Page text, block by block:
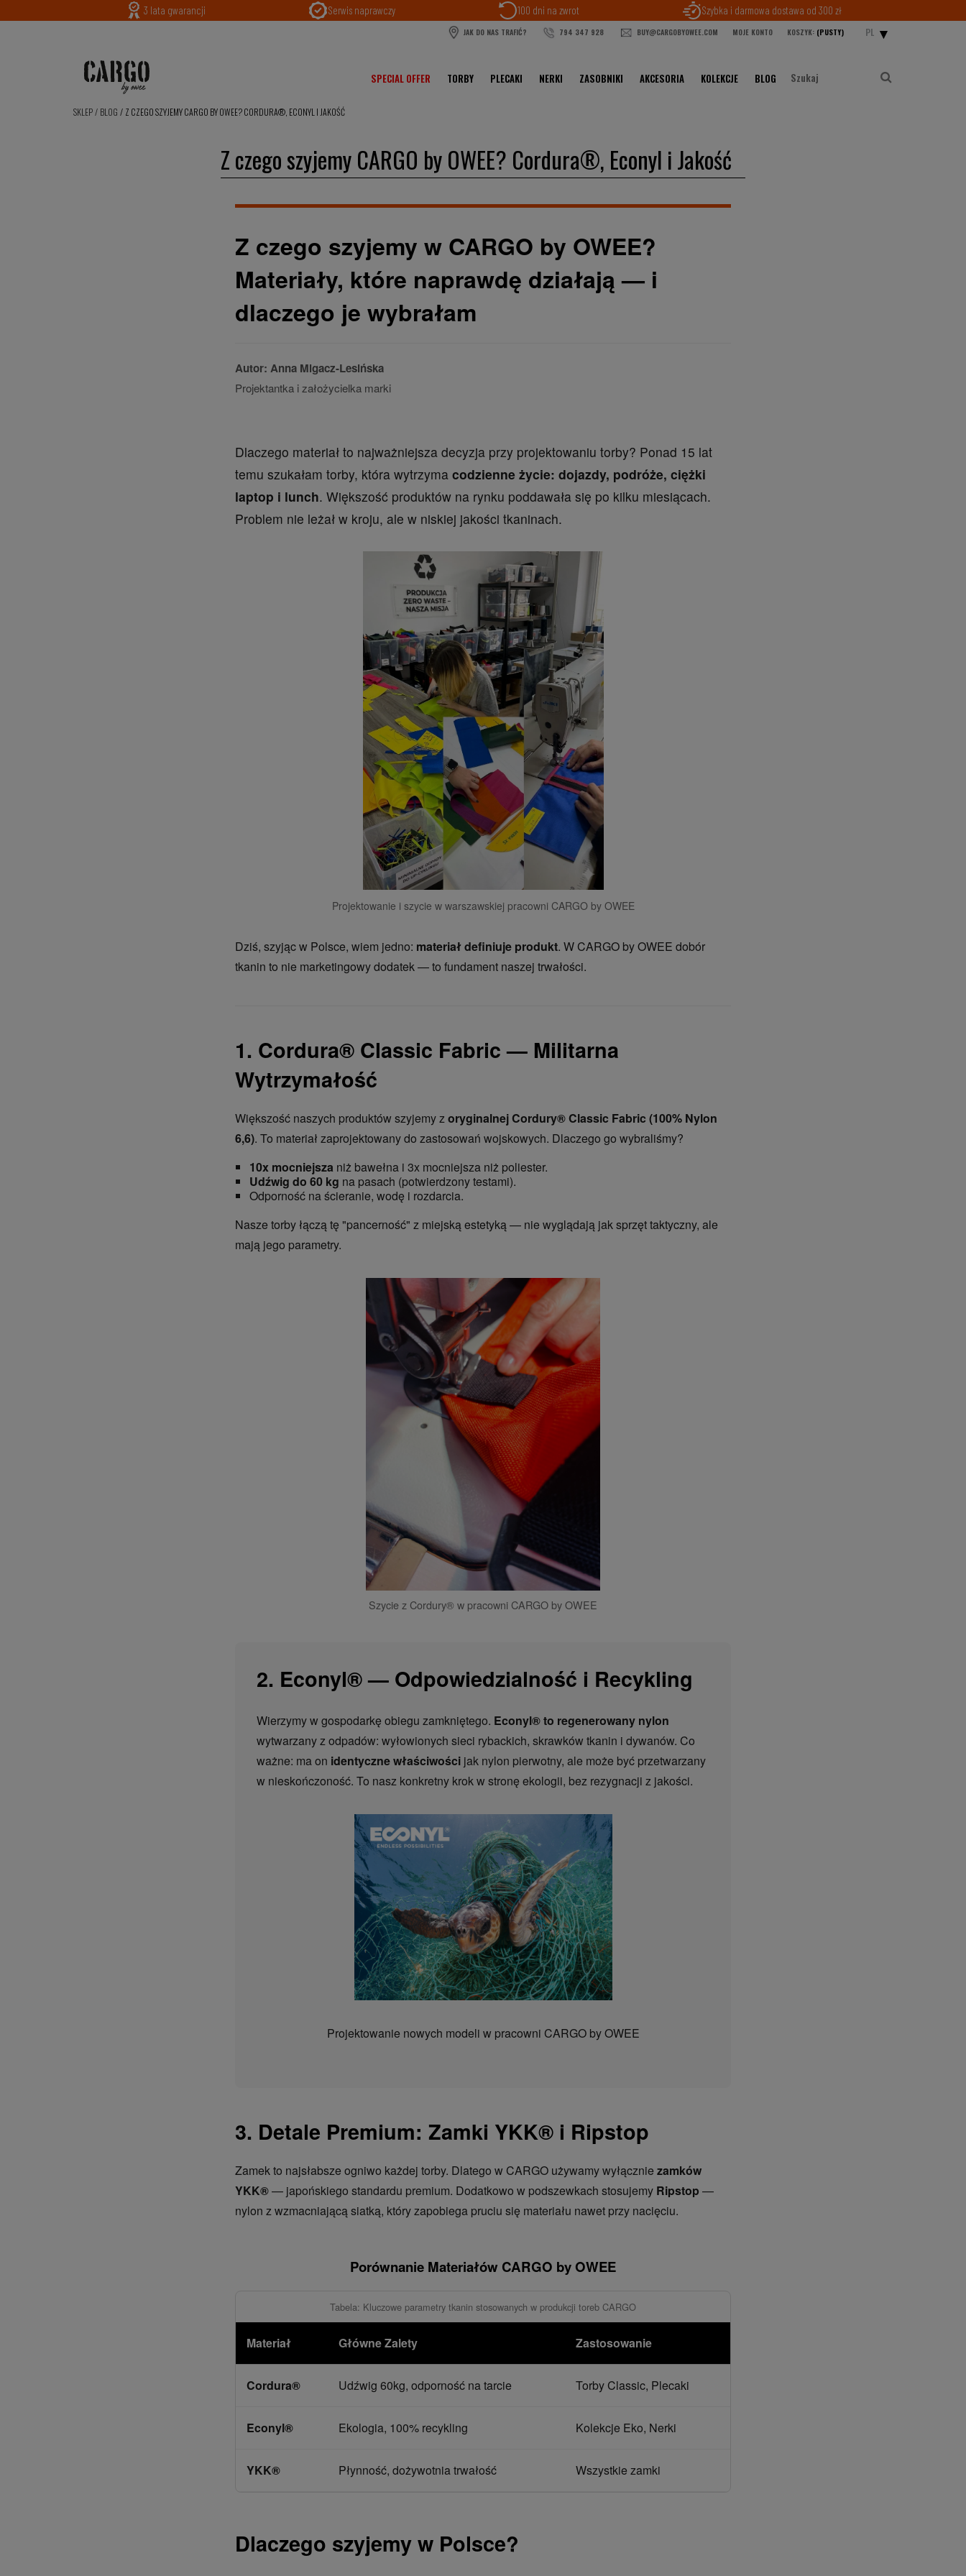
3 lata gwarancji Serwis naprawczy 100 dni na zwrot Szybka i darmowa dostawa od 300 zł
JAK DO NAS TRAFIĆ? 794 347 928 BUY@CARGOBYOWEE.COM MOJE KONTO KOSZYK: (PUSTY) PL
SPECIAL OFFER TORBY PLECAKI NERKI ZASOBNIKI AKCESORIA KOLEKCJE BLOG
SKLEP/ BLOG / Z CZEGO SZYJEMY CARGO BY OWEE? CORDURA®, ECONYL I JAKOŚĆ
Z czego szyjemy CARGO by OWEE? Cordura®, Econyl i Jakość
Z czego szyjemy w CARGO by OWEE?
Materiały, które naprawdę działają — i
dlaczego je wybrałam
Autor: Anna Migacz-Lesińska
Projektantka i założycielka marki
Dlaczego materiał to najważniejsza decyzja przy projektowaniu torby? Ponad 15 lat
temu szukałam torby, która wytrzyma codzienne życie: dojazdy, podróże, ciężki
laptop i lunch. Większość produktów na rynku poddawała się po kilku miesiącach.
Problem nie leżał w kroju, ale w niskiej jakości tkaninach.
Projektowanie i szycie w warszawskiej pracowni CARGO by OWEE
Dziś, szyjąc w Polsce, wiem jedno: materiał definiuje produkt. W CARGO by OWEE dobór
tkanin to nie marketingowy dodatek — to fundament naszej trwałości.
1. Cordura® Classic Fabric — Militarna
Wytrzymałość
Większość naszych produktów szyjemy zoryginalnej Cordury® Classic Fabric (100% Nylon
6,6). To materiał zaprojektowany do zastosowań wojskowych. Dlaczego go wybraliśmy?
10x mocniejsza niż bawełna i 3x mocniejsza niż poliester.
Udźwig do 60 kg na pasach (potwierdzony testami).
Odporność na ścieranie, wodę i rozdarcia.
Nasze torby łączą tę "pancerność" z miejską estetyką — nie wyglądają jak sprzęt taktyczny, ale
mają jego parametry.
Szycie z Cordury® w pracowni CARGO by OWEE
2. Econyl® — Odpowiedzialność i Recykling
Wierzymy w gospodarkę obiegu zamkniętego. Econyl® to regenerowany nylon
wytwarzany z odpadów: wyłowionych sieci rybackich, skrawków tkanin i dywanów. Co
ważne: ma on identyczne właściwości jak nylon pierwotny, ale może być przetwarzany
w nieskończoność. To nasz konkretny krok w stronę ekologii, bez rezygnacji z jakości.
Projektowanie nowych modeli w pracowni CARGO by OWEE
3. Detale Premium: Zamki YKK® i Ripstop
Zamek to najsłabsze ogniwo każdej torby. Dlatego w CARGO używamy wyłącznie zamków
YKK®— japońskiego standardu premium. Dodatkowo w podszewkach stosujemy Ripstop —
nylon z wzmacniającą siatką, który zapobiega pruciu się materiału nawet przy nacięciu.
Porównanie Materiałów CARGO by OWEE
Tabela: Kluczowe parametry tkanin stosowanych w produkcji toreb CARGO
Materiał Główne Zalety Zastosowanie
Cordura® Udźwig 60kg, odporność na tarcie Torby Classic, Plecaki
Econyl® Ekologia, 100% recykling Kolekcje Eko, Nerki
YKK® Płynność, dożywotnia trwałość Wszystkie zamki
Dlaczego szyjemy w Polsce?